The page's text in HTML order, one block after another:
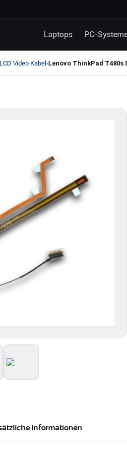
Laptops PC-
LCD Video Kabel›Lenovo ThinkPad T480s
Informationen